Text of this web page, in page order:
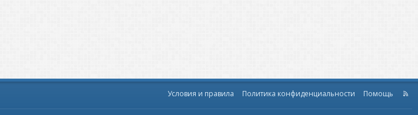
Условия и правила Политика конфиденциальности Помощь
R